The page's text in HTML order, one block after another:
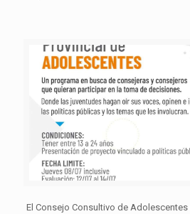
El Consejo Consultivo de